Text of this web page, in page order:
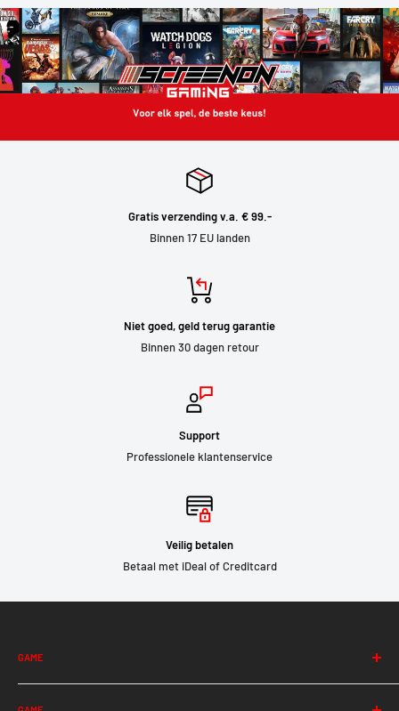
Gratis verzending v.a. € 99.-
Binnen 17 EU landen
Niet goed, geld terug garantie
Binnen 30 dagen retour
Support
Professionele klantenservice
Veilig betalen
Betaal met iDeal of Creditcard
GAME
Albion